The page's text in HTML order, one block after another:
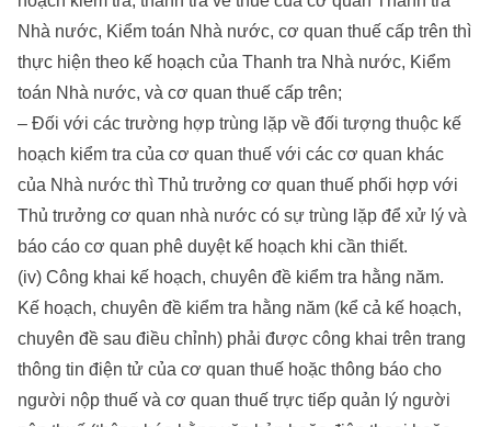
Nhà nước, Kiểm toán Nhà nước, cơ quan thuế cấp trên thì
thực hiện theo kế hoạch của Thanh tra Nhà nước, Kiểm
toán Nhà nước, và cơ quan thuế cấp trên;
– Đối với các trường hợp trùng lặp về đối tượng thuộc kế
hoạch kiểm tra của cơ quan thuế với các cơ quan khác
của Nhà nước thì Thủ trưởng cơ quan thuế phối hợp với
Thủ trưởng cơ quan nhà nước có sự trùng lặp để xử lý và
báo cáo cơ quan phê duyệt kế hoạch khi cần thiết.
(iv) Công khai kế hoạch, chuyên đề kiểm tra hằng năm.
Kế hoạch, chuyên đề kiểm tra hằng năm (kể cả kế hoạch,
chuyên đề sau điều chỉnh) phải được công khai trên trang
thông tin điện tử của cơ quan thuế hoặc thông báo cho
người nộp thuế và cơ quan thuế trực tiếp quản lý người